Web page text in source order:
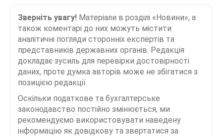
Зверніть увагу! Матеріали в розділі «Новини», а
також коментарі до них можуть містити
аналітичні погляди сторонніх експертів та
представників державних органів. Редакція
докладає зусиль для перевірки достовірності
даних, проте думка авторів може не збігатися з
позицією редакції.
Оскільки податкове та бухгалтерське
законодавство постійно змінюється, ми
рекомендуємо використовувати наведену
інформацію як довідкову та звертатися за